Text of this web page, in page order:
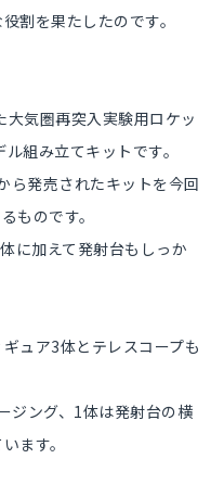
割を果たしたのです。
気圏再突入実験用ロケッ
組み立てキットです。
ら発売されたキットを今回
ものです。
に加えて発射台もしっか
ュア3体とテレスコープも
ジング、1体は発射台の横
ます。